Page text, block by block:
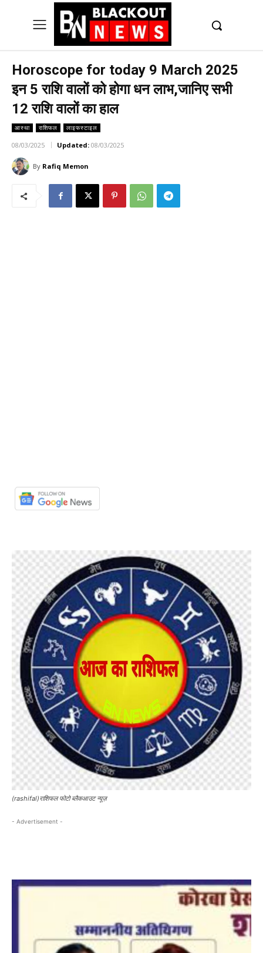
Horoscope for today 9 March 2025
इन 5 राशि वालों को होगा धन लाभ,जानिए सभी
12 राशि वालों का हाल
आस्था राशिफल लाइफस्टाइल
08/03/2025 Updated: 08/03/2025
By Rafiq Memon
(rashifal)राशिफल फोटो ब्लैकआउट न्यूज़
- Advertisement -